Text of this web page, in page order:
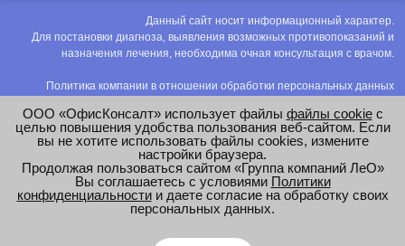
Данный сайт носит информационный характер.
Для постановки диагноза, выявления возможных противопоказаний и
назначения лечения, необходима очная консультация с врачом.
Политика компании в отношении обработки персональных данных
Соглашение на обработку персональных данных
Оценка труда
e-mail:office@modus-leo.ru
ООО «ОфисКонсалт» использует файлы файлы cookieс
целью повышения удобства пользования веб-сайтом. Если
вы не хотите использовать файлы cookies, измените
настройки браузера.
Продолжая пользоваться сайтом «Группа компаний ЛеО»
Вы соглашаетесь с условиями Политики
конфиденциальностии даете согласие на обработку своих
персональных данных.